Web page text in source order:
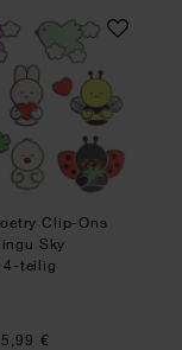
Herzen/
Paper Poetry
Clip-Ons
Sky
teilig
5,99 €